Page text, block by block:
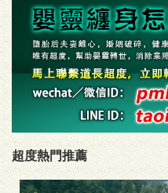
超度熱門推薦